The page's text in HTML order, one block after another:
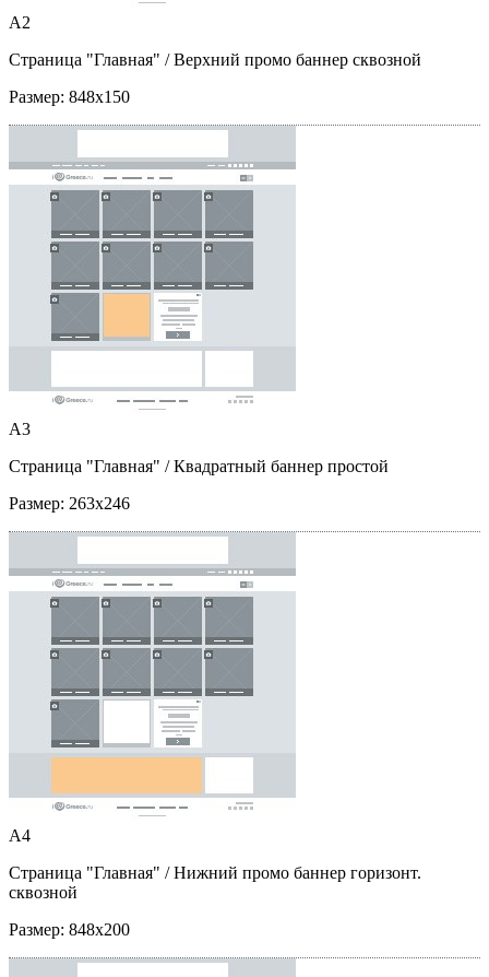
A2
Страница "Главная" / Верхний промо баннер сквозной
Размер: 848x150
A3
Страница "Главная" / Квадратный баннер простой
Размер: 263x246
A4
Страница "Главная" / Нижний промо баннер горизонт.
сквозной
Размер: 848x200